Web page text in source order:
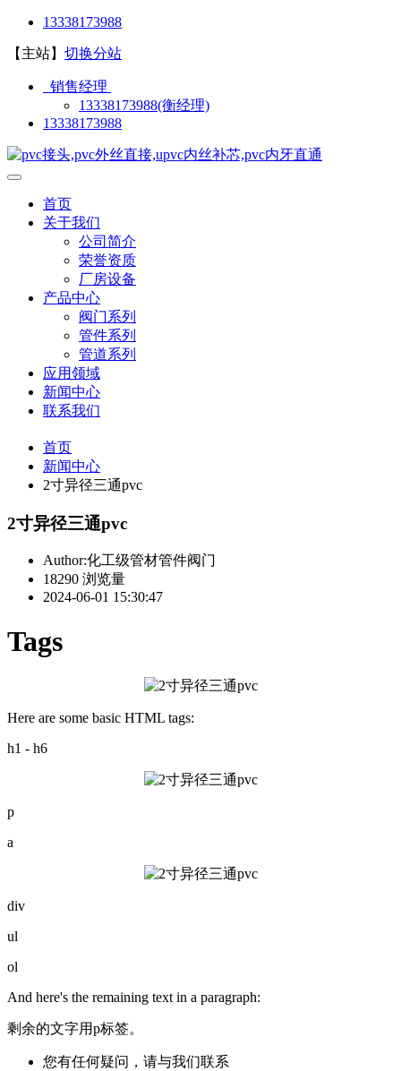
13338173988
【主站】 切换分站
销售经理
13338173988(衡经理)
13338173988
首页
关于我们
公司简介
荣誉资质
厂房设备
产品中心
阀门系列
管件系列
管道系列
应用领域
新闻中心
联系我们
首页
新闻中心
2寸异径三通pvc
2寸异径三通pvc
Author:化工级管材管件阀门
18290 浏览量
2024-06-01 15:30:47
Tags
Here are some basic HTML tags:
h1 - h6
p
a
div
ul
ol
And here's the remaining text in a paragraph:
剩余的文字用p标签。
您有任何疑问，请与我们联系